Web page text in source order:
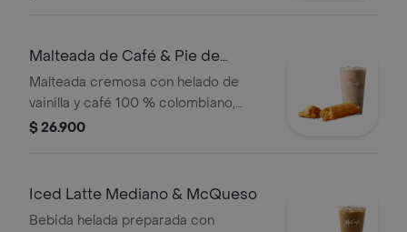
pequeñas y bebida pequeña a
Malteada de Café & Pie de
Manzana
Malteada cremosa con helado de
vainilla y café 100 % colombiano,
acompañada de pastel relleno de
$ 26.900
Iced Latte Mediano & McQueso
Bebida helada preparada con